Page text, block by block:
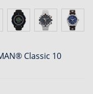
Classic 10